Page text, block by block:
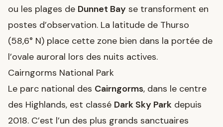
ou les plages de Dunnet Bay se transforment en
postes d’observation. La latitude de Thurso
(58,6° N) place cette zone bien dans la portée de
l’ovale auroral lors des nuits actives.
Cairngorms National Park
Le parc national des Cairngorms, dans le centre
des Highlands, est classé Dark Sky Park depuis
2018. C’est l’un des plus grands sanctuaires